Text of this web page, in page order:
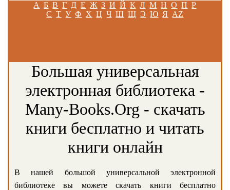
А Б В Г Д Е Ж З И Й К Л М Н О П Р
С Т У Ф Х Ц Ч Ш Щ Э Ю Я AZ
Большая универсальная
электронная библиотека -
Many-Books.Org - скачать
книги бесплатно и читать
книги онлайн
В нашей большой универсальной электронной
библиотеке вы можете скачать книги бесплатно